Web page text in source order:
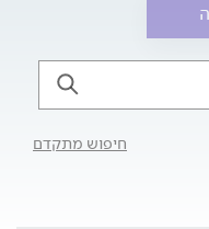
חיפוש מתקדם